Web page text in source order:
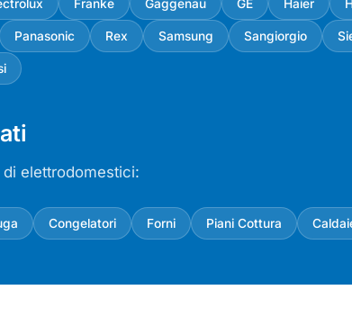
Franke Gaggenau GE Haier
Panasonic Rex Samsung Sangiorgio
elettrodomestici:
Congelatori Forni Piani Cottura